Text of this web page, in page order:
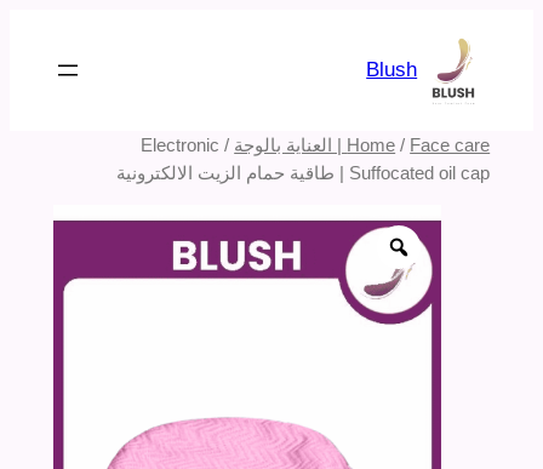
المحتوى
Blush
Home / Face care | العناية بالوجة
/ Electronic
Suffocated oil cap | طاقية حمام الزيت الالكترونية
Zoom